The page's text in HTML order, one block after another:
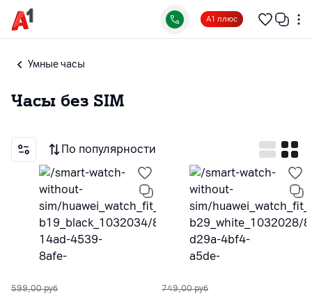
А1 плюс
Умные часы
Часы без SIM
По популярности
599,00 руб 749,00 руб